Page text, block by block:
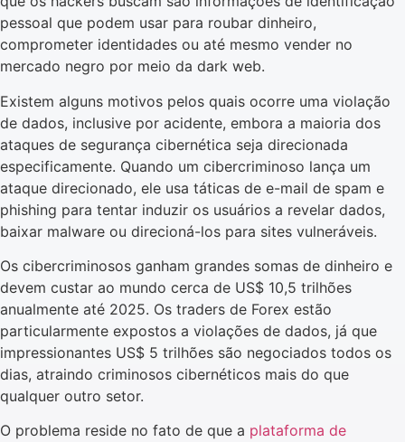
pessoal que podem usar para roubar dinheiro,
comprometer identidades ou até mesmo vender no
mercado negro por meio da dark web.
Existem alguns motivos pelos quais ocorre uma violação
de dados, inclusive por acidente, embora a maioria dos
ataques de segurança cibernética seja direcionada
especificamente. Quando um cibercriminoso lança um
ataque direcionado, ele usa táticas de e-mail de spam e
phishing para tentar induzir os usuários a revelar dados,
baixar malware ou direcioná-los para sites vulneráveis.
Os cibercriminosos ganham grandes somas de dinheiro e
devem custar ao mundo cerca de US$ 10,5 trilhões
anualmente até 2025. Os traders de Forex estão
particularmente expostos a violações de dados, já que
impressionantes US$ 5 trilhões são negociados todos os
dias, atraindo criminosos cibernéticos mais do que
qualquer outro setor.
O problema reside no fato de que a plataforma de